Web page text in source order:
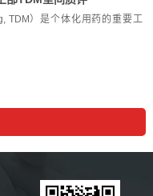
TDM）是个体化用药的重要工